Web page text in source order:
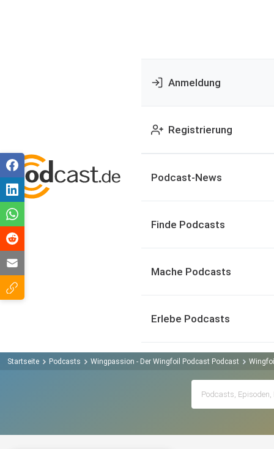
Anmeldung
Registrierung
Podcast-News
Finde Podcasts
Mache Podcasts
Erlebe Podcasts
Startseite Podcasts Wingpassion - Der Wingfoil Podcast Podcast